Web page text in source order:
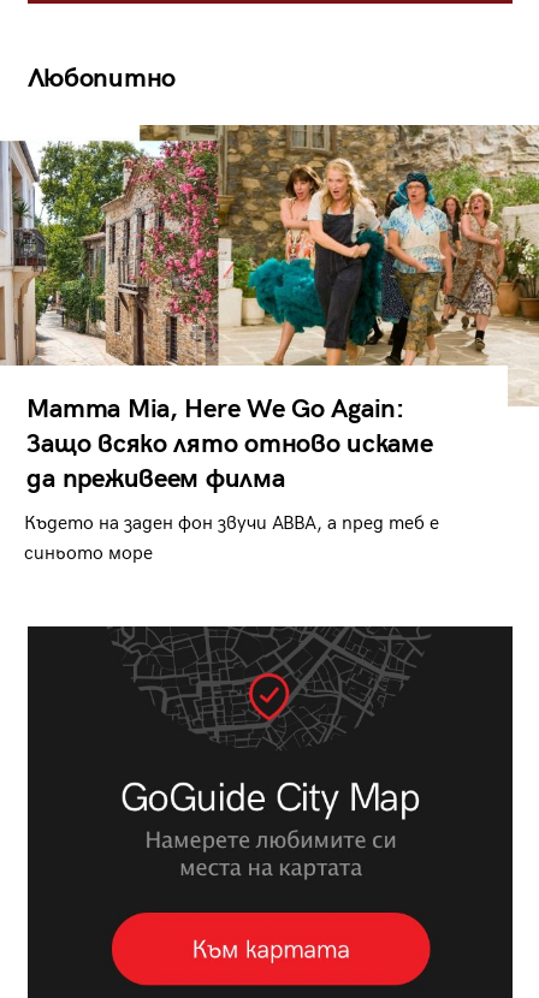
Любопитно
Mamma Mia, Here We Go Again:
Защо всяко лято отново искаме
да преживеем филма
Където на заден фон звучи ABBA, а пред теб е
синьото море